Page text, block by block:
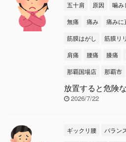
五十肩
原因 噛み
無痛
痛み 痛みに
筋膜はがし
筋膜リ
肩痛
腰痛 膝痛
那覇国場店
那覇市
放置すると危険
2026/7/22
ギックリ腰 バラン